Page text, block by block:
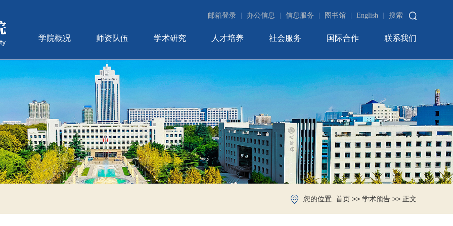
邮箱登录 办公信息 信息服务 图书馆 English 搜索
学院概况 师资队伍 学术研究 人才培养 社会服务 国际合作 联系我们
您的位置: 首页 >> 学术预告 >> 正文